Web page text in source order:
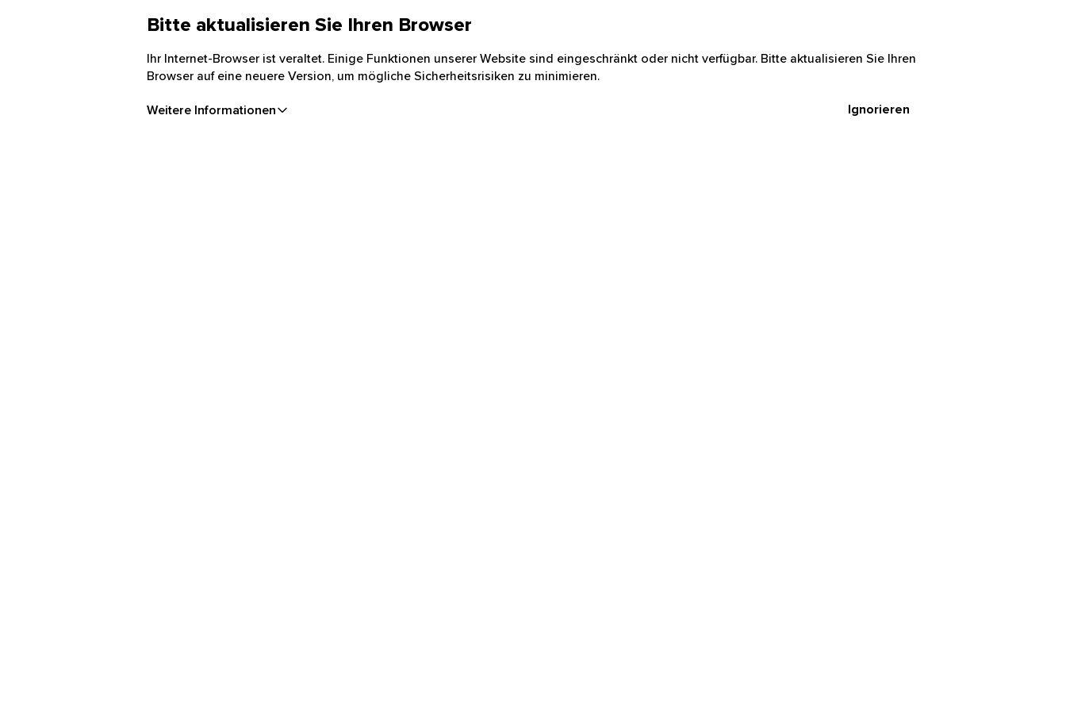
Bitte aktualisieren Sie Ihren Browser
Ihr Internet-Browser ist veraltet. Einige Funktionen unserer Website sind eingeschränkt oder nicht verfügbar. Bitte aktualisieren Sie Ihren
Browser auf eine neuere Version, um mögliche Sicherheitsrisiken zu minimieren.
Weitere Informationen Ignorieren